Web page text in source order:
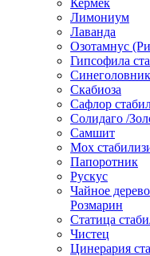
Кермек
Лимониум
Лаванда
Озотамнус
Гипсофила
Синеголовник
Скабиоза
Сафлор
Солидаго /
Самшит
Мох
Папоротник
Рускус
Чайное
Розмарин
Статица
Чистец
Цинерария